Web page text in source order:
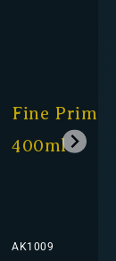
Fine
400ml
AK1009